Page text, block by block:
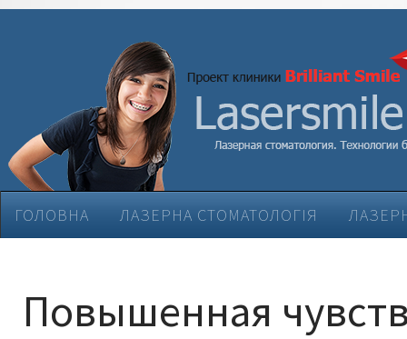
ГОЛОВНА ЛАЗЕРНА СТОМАТОЛОГІЯ
ЕСТЕТИЧНА СТОМАТОЛОГІЯ
ЛІКУВАННЯ
Повышенная